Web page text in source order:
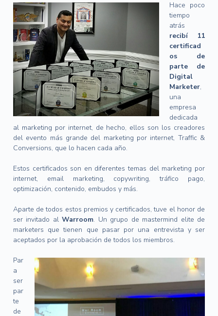
Hace poco
tiempo
atrás
recibí 11
certificad
os de
parte de
Digital
Marketer,
una
empresa
dedicada
al marketing por internet, de hecho, ellos son los creadores
del evento más grande del marketing por internet, Traffic &
Conversions, que lo hacen cada año.
Estos certificados son en diferentes temas del marketing por
internet, email marketing, copywriting, tráfico pago,
optimización, contenido, embudos y más.
Aparte de todos estos premios y certificados, tuve el honor de
ser invitado alWarroom. Un grupo de mastermind elite de
marketers que tienen que pasar por una entrevista y ser
aceptados por la aprobación de todos los miembros.
Par
a
ser
par
te
de